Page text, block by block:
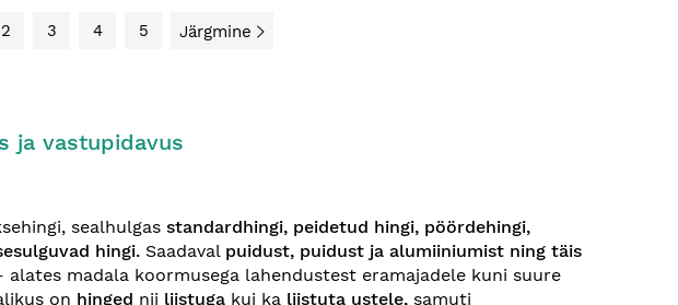
2 3 4 5 Järgmine
ja vastupidavus
sealhulgas standardhingi, peidetud hingi, pöördehingi,
hingi. Saadaval puidust, puidust ja alumiiniumist ning täis
alates madala koormusega lahendustest eramajadele kuni suure
on hinged nii liistuga kui ka liistuta ustele, samuti